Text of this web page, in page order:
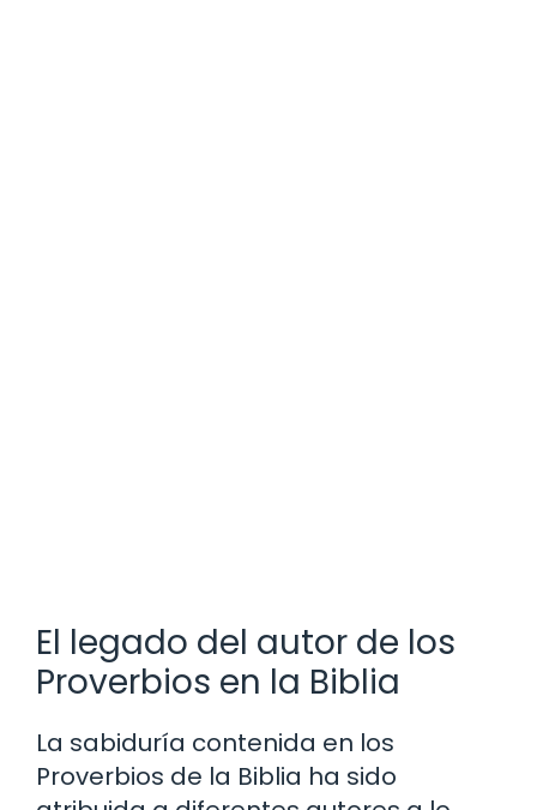
El legado del autor de los
Proverbios en la Biblia
La sabiduría contenida en los
Proverbios de la Biblia ha sido